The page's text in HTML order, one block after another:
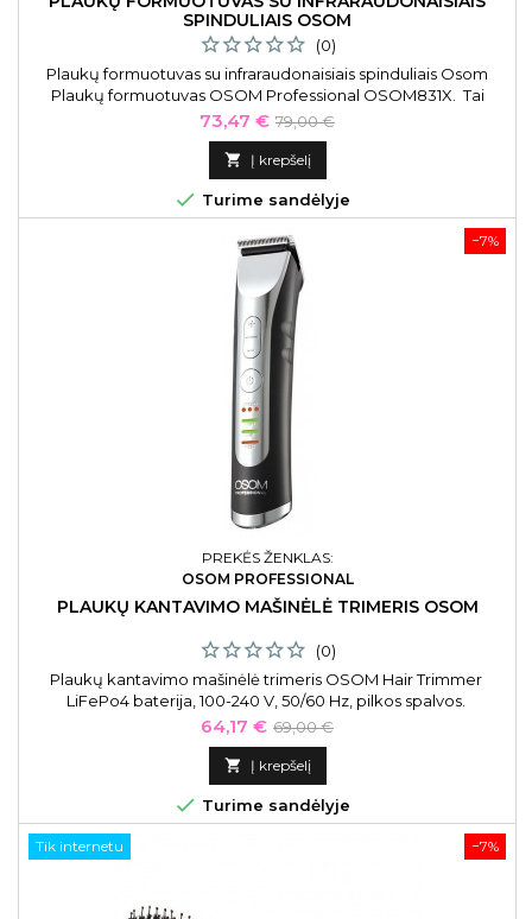
SPINDULIAIS OSOM
(0)
Plaukų formuotuvas su infraraudonaisiais spinduliais Osom
Plaukų formuotuvas OSOM Professional OSOM831X. Tai
išskirtinis plaukų formuotuvas su infraraudonųjų spindulių
technologija, užtikrinantis pastovią, tolygią, optimalią
temperatūrą, siekiant sukurti minkštas, laisvai krentančias
bangeles bei suteikiantis ilgalaikius rezultatus.
Kaina
73,47 € Bazinė
kaina
79,00 €
 Į krepšelį
 Turime sandėlyje
−7%
PREKĖS ŽENKLAS:
OSOM PROFESSIONAL
PLAUKŲ KANTAVIMO MAŠINĖLĖ TRIMERIS OSOM
(0)
Plaukų kantavimo mašinėlė trimeris OSOM Hair Trimmer
LiFePo4 baterija, 100-240 V, 50/60 Hz, pilkos spalvos.
Kaina
64,17 € Bazinė
kaina
69,00 €
 Į krepšelį
 Turime sandėlyje
−7%
Tik internetu